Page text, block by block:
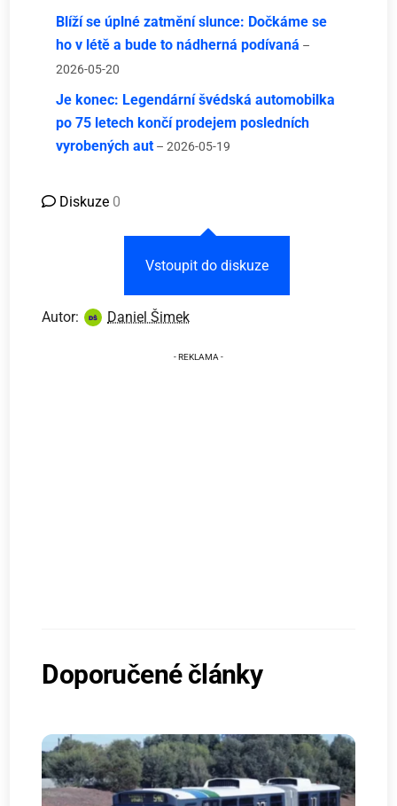
Blíží se úplné zatmění slunce: Dočkáme se
ho v létě a bude to nádherná podívaná –
2026-05-20
Je konec: Legendární švédská automobilka
po 75 letech končí prodejem posledních
vyrobených aut – 2026-05-19
Diskuze 0
Vstoupit do diskuze
Autor: Daniel Šimek
Doporučené články